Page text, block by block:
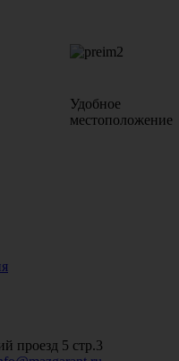
Удобное
местоположение
проезд 5 стр.3